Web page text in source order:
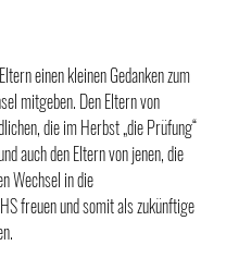
einen kleinen Gedanken zum
mitgeben. Den Eltern von
die im Herbst „die Prüfung“
auch den Eltern von jenen, die
Wechsel in die
freuen und somit als zukünftige